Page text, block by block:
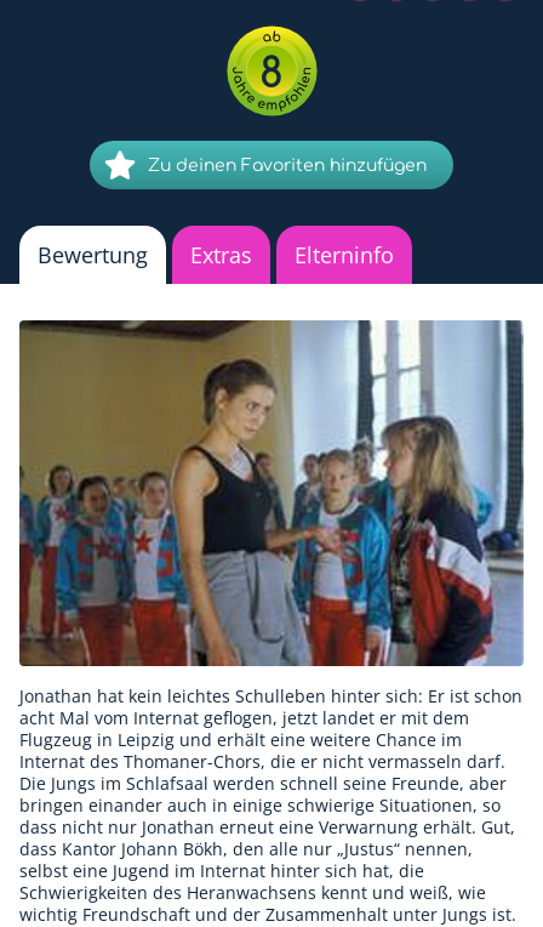
8
Zu deinen Favoriten hinzufügen
Bewertung Extras Elterninfo
Jonathan hat kein leichtes Schulleben hinter sich: Er ist schon
acht Mal vom Internat geflogen, jetzt landet er mit dem
Flugzeug in Leipzig und erhält eine weitere Chance im
Internat des Thomaner-Chors, die er nicht vermasseln darf.
Die Jungs im Schlafsaal werden schnell seine Freunde, aber
bringen einander auch in einige schwierige Situationen, so
dass nicht nur Jonathan erneut eine Verwarnung erhält. Gut,
dass Kantor Johann Bökh, den alle nur „Justus“ nennen,
selbst eine Jugend im Internat hinter sich hat, die
Schwierigkeiten des Heranwachsens kennt und weiß, wie
wichtig Freundschaft und der Zusammenhalt unter Jungs ist.